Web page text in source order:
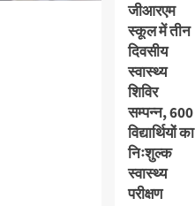
जीआरएम
स्कूल में तीन
दिवसीय
स्वास्थ्य
शिविर
सम्पन्न, 600
विद्यार्थियों का
निःशुल्क
स्वास्थ्य
परीक्षण